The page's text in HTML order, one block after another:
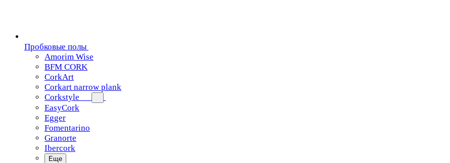
Пробковые полы
Amorim Wise
BFM CORK
CorkArt
Corkart narrow plank
Corkstyle
EasyCork
Egger
Fomentarino
Granorte
Ibercork
Еще